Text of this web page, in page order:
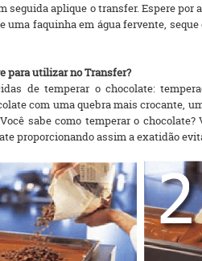
seguida aplique o transfer. Espere
uma faquinha em água fervente,
para utilizar no Transfer?
de temperar o chocolate:
com uma quebra mais crocante,
sabe como temperar o
proporcionando assim a exatidão